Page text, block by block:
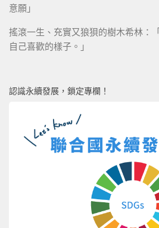
意願」
搖滾一生、充實又狼狽的樹木希林：
自己喜歡的樣子。」
認識永續發展，鎖定專欄！